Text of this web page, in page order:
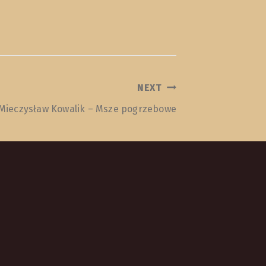
NEXT
Kowalik – Msze pogrzebowe